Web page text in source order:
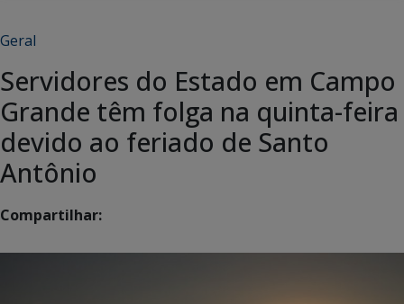
Geral
Servidores do Estado em Campo
Grande têm folga na quinta-feira
devido ao feriado de Santo
Antônio
Compartilhar: